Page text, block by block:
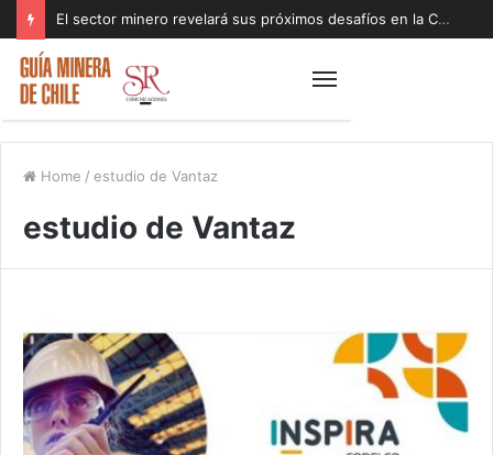
El sector minero revelará sus próximos desafíos en la Cumbre de la Minería SONAMI 2026
Home / estudio de Vantaz
estudio de Vantaz